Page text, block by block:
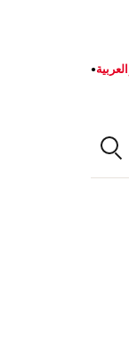
العربية●